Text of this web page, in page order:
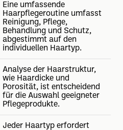
Eine umfassende
Haarpflegeroutine umfasst
Reinigung, Pflege,
Behandlung und Schutz,
abgestimmt auf den
individuellen Haartyp.
Analyse der Haarstruktur,
wie Haardicke und
Porosität, ist entscheidend
für die Auswahl geeigneter
Pflegeprodukte.
Jeder Haartyp erfordert